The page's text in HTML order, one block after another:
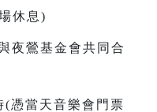
休息)
夜鶯基金會共同合
(憑當天音樂會門票